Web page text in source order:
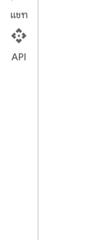
แชท
API